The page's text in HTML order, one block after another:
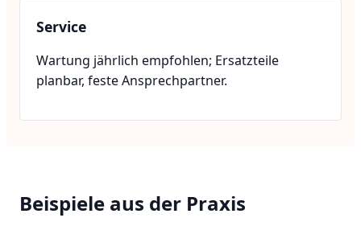
Service
Wartung jährlich empfohlen; Ersatzteile
planbar, feste Ansprechpartner.
Beispiele aus der Praxis